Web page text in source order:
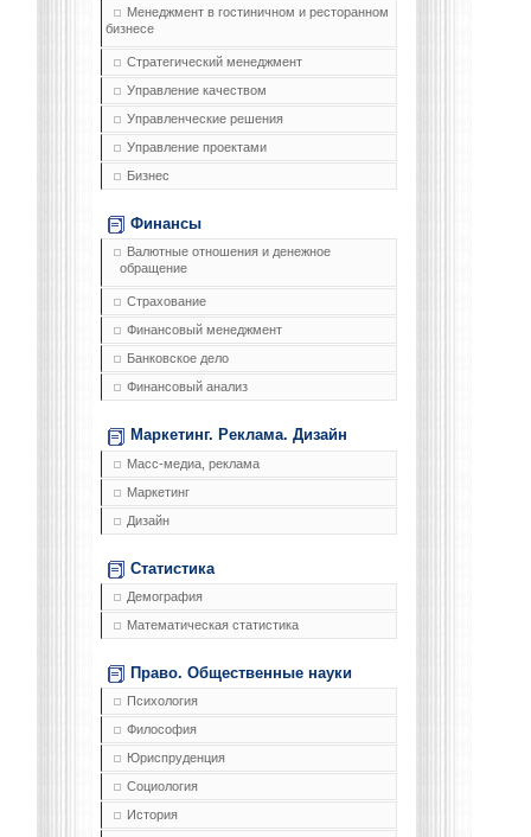
Менеджмент в гостиничном и ресторанном
бизнесе
Стратегический менеджмент
Управление качеством
Управленческие решения
Управление проектами
Бизнес
Финансы
Валютные отношения и денежное
обращение
Страхование
Финансовый менеджмент
Банковское дело
Финансовый анализ
Маркетинг. Реклама. Дизайн
Масс-медиа, реклама
Маркетинг
Дизайн
Статистика
Демография
Математическая статистика
Право. Общественные науки
Психология
Философия
Юриспруденция
Социология
История